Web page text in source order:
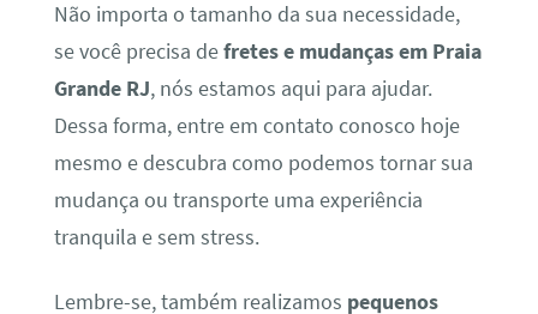
Não importa o tamanho da sua necessidade,
se você precisa defretes e mudanças em Praia
Grande RJ, nós estamos aqui para ajudar.
Dessa forma, entre em contato conosco hoje
mesmo e descubra como podemos tornar sua
mudança ou transporte uma experiência
tranquila e sem stress.
Lembre-se, também realizamos pequenos